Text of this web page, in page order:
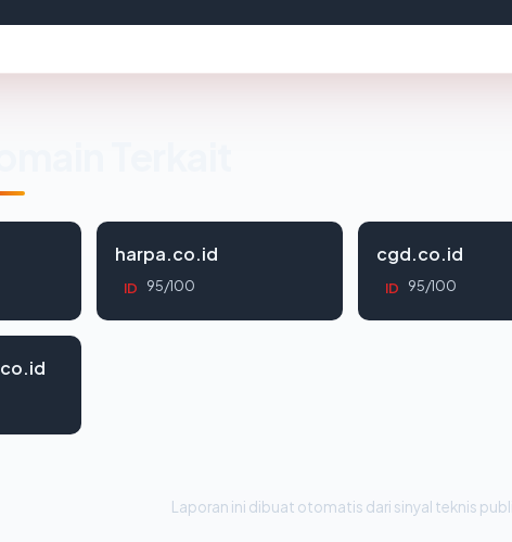
harpa.co.id
ID 95/100
cgd.co.id
ID 95/100
Laporan ini dibuat otomatis dari sinyal teknis